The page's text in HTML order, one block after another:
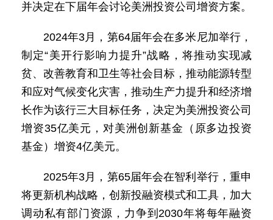
并决定在下届年会讨论美洲投资公司增资方案。
2024年3月，第64届年会在多米尼加举行，
制定“美开行影响力提升”战略，将推动实现减
贫、改善教育和卫生等社会目标，推动能源转型
和应对气候变化灾害，推动生产力提升和经济增
长作为该行三大目标任务，决定为美洲投资公司
增资35亿美元，对美洲创新基金（原多边投资
基金）增资4亿美元。
2025年3月，第65届年会在智利举行，重申
将更新机构战略，创新投融资模式和工具，加大
调动私有部门资源，力争到2030年将每年融资